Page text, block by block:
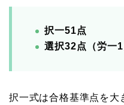
択一51点
選択32点（労一1
択一式は合格基準点を大